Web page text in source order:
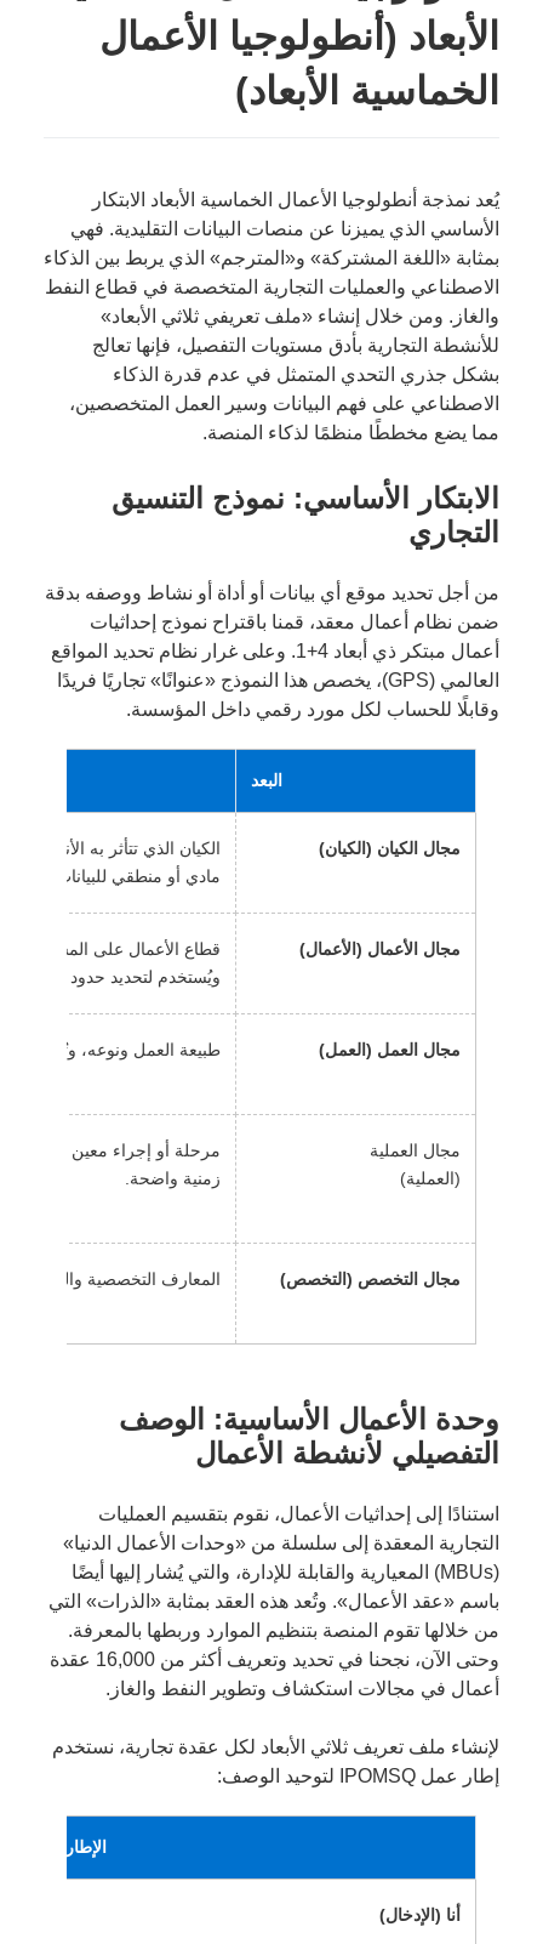
الأبعاد (أنطولوجيا الأعمال
الخماسية الأبعاد)
يُعد نمذجة أنطولوجيا الأعمال الخماسية الأبعاد الابتكار
الأساسي الذي يميزنا عن منصات البيانات التقليدية. فهي
بمثابة «اللغة المشتركة» و«المترجم» الذي يربط بين الذكاء
الاصطناعي والعمليات التجارية المتخصصة في قطاع النفط
والغاز. ومن خلال إنشاء «ملف تعريفي ثلاثي الأبعاد»
للأنشطة التجارية بأدق مستويات التفصيل، فإنها تعالج
بشكل جذري التحدي المتمثل في عدم قدرة الذكاء
الاصطناعي على فهم البيانات وسير العمل المتخصصين،
مما يضع مخططًا منظمًا لذكاء المنصة.
الابتكار الأساسي: نموذج التنسيق
التجاري
من أجل تحديد موقع أي بيانات أو أداة أو نشاط ووصفه بدقة
ضمن نظام أعمال معقد، قمنا باقتراح نموذج إحداثيات
أعمال مبتكر ذي أبعاد 4+1. وعلى غرار نظام تحديد المواقع
العالمي (GPS)، يخصص هذا النموذج «عنوانًا» تجاريًا فريدًا
وقابلًا للحساب لكل مورد رقمي داخل المؤسسة.
البعد
مجال الكيان (الكيان)
الكيان الذي تتأثر به الأنشطة
مادي أو منطقي للبيانات.
مجال الأعمال (الأعمال)
قطاع الأعمال على المستوى
ويُستخدم لتحديد حدود نطاق
مجال العمل (العمل) طبيعة العمل ونوعه، وتُستخدم
مجال العملية
(العملية)
مرحلة أو إجراء معين من
زمنية واضحة.
مجال التخصص (التخصص) المعارف التخصصية والفئات
وحدة الأعمال الأساسية: الوصف
التفصيلي لأنشطة الأعمال
استنادًا إلى إحداثيات الأعمال، نقوم بتقسيم العمليات
التجارية المعقدة إلى سلسلة من «وحدات الأعمال الدنيا»
(MBUs) المعيارية والقابلة للإدارة، والتي يُشار إليها أيضًا
باسم «عقد الأعمال». وتُعد هذه العقد بمثابة «الذرات» التي
من خلالها تقوم المنصة بتنظيم الموارد وربطها بالمعرفة.
وحتى الآن، نجحنا في تحديد وتعريف أكثر من 16,000 عقدة
أعمال في مجالات استكشاف وتطوير النفط والغاز.
لإنشاء ملف تعريف ثلاثي الأبعاد لكل عقدة تجارية، نستخدم
إطار عمل IPOMSQ لتوحيد الوصف:
الإطار
أنا (الإدخال)